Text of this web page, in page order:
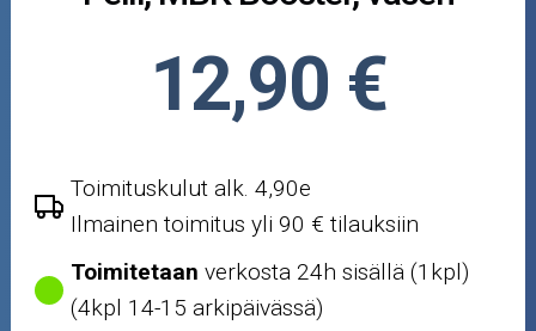
Crossipyörän osat
Moottoripyörän osat
Moottorikelkan osat
Mopoauton osat
Mönkijän osat
12,90 €
Toimituskulut alk. 4,90e
Ilmainen toimitus yli 90 € tilauksiin
Toimitetaan verkosta 24h sisällä (1kpl)
(4kpl 14-15 arkipäivässä)